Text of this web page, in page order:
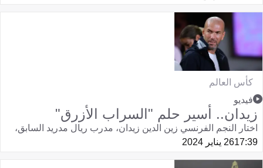
كأس العالم
فيديو
زيدان.. أسير حلم "السراب الأزرق"
اختار النجم الفرنسي زين الدين زيدان، مدرب ريال مدريد السابق،
17:3926 يناير 2024